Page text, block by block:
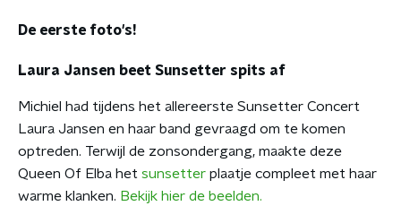
De eerste foto's!
Laura Jansen beet Sunsetter spits af
Michiel had tijdens het allereerste Sunsetter Concert
Laura Jansen en haar band gevraagd om te komen
optreden. Terwijl de zonsondergang, maakte deze
Queen Of Elba het sunsetter plaatje compleet met haar
warme klanken. Bekijk hier de beelden.